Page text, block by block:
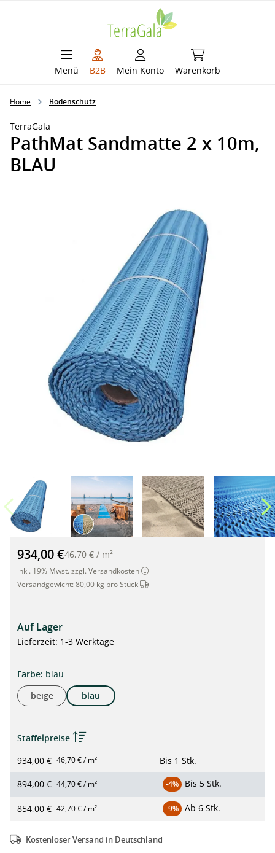
Menü B2B Mein Konto Warenkorb
Warenkorb
Home Bodenschutz
TerraGala
PathMat Sandmatte 2 x 10m,
BLAU
PathMat Sandmatte 2 x 10m, BLAU"
934,00 €46,70 € / m²
inkl. 19% Mwst. zzgl. Versandkosten
Versandgewicht: 80,00 kg pro Stück Dieser Artikel wird per Spedition
Auf Lager
Lieferzeit: 1-3 Werktage
Farbeauswählen
: blau
beige
blau
Staffelpreise
934,00 € 46,70 € / m² Bis 1 Stk.
894,00 € 44,70 € / m² -4% Bis 5 Stk.
854,00 € 42,70 € / m² -9% Ab 6 Stk.
Kostenloser Versand in Deutschland